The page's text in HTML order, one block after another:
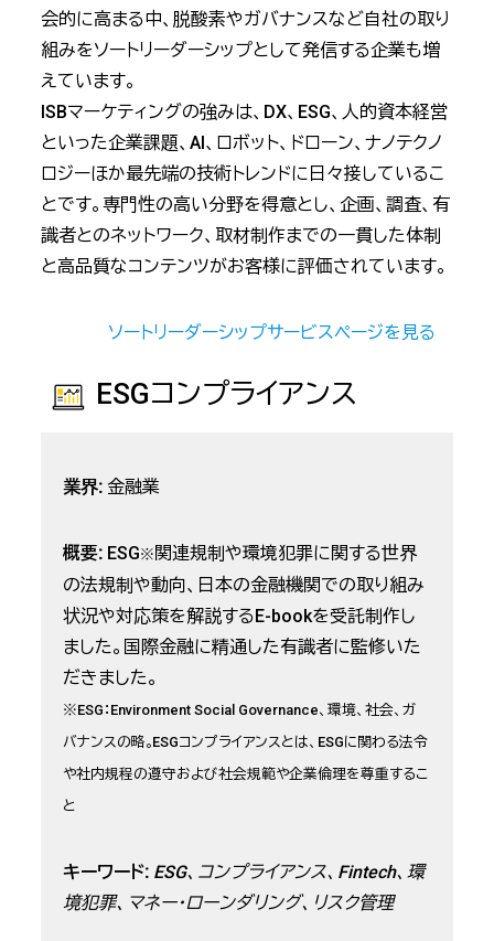
会的に高まる中、脱酸素やガバナンスなど自社の取り
組みをソートリーダーシップとして発信する企業も増
えています。
ISBマーケティングの強みは、DX、ESG、人的資本経営
といった企業課題、AI、ロボット、ドローン、ナノテクノ
ロジーほか最先端の技術トレンドに日々接しているこ
とです。専門性の高い分野を得意とし、企画、調査、有
識者とのネットワーク、取材制作までの一貫した体制
と高品質なコンテンツがお客様に評価されています。
ソートリーダーシップサービスページを見る
ESGコンプライアンス
業界: 金融業
概要: ESG※ 関連規制や環境犯罪に関する世界
の法規制や動向、日本の金融機関での取り組み
状況や対応策を解説するE-bookを受託制作し
ました。国際金融に精通した有識者に監修いた
だきました。
※ESG：Environment Social Governance、環境、社会、ガ
バナンスの略｡ESGコンプライアンスとは、ESGに関わる法令
や社内規程の遵守および社会規範や企業倫理を尊重するこ
と
キーワード: ESG、コンプライアンス、Fintech、環
境犯罪、マネー・ローンダリング、リスク管理